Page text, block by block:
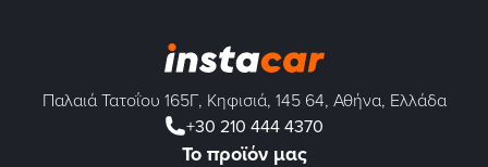
Παλαιά Τατοΐου 165Γ, Κηφισιά, 145 64, Αθήνα, Ελλάδα
+30 210 444 4370
Το προϊόν μας